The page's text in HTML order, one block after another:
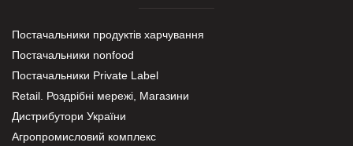
Постачальники продуктів харчування
Постачальники nonfood
Постачальники Private Label
Retail. Роздрібні мережі, Магазини
Дистрибутори України
Агропромисловий комплекс